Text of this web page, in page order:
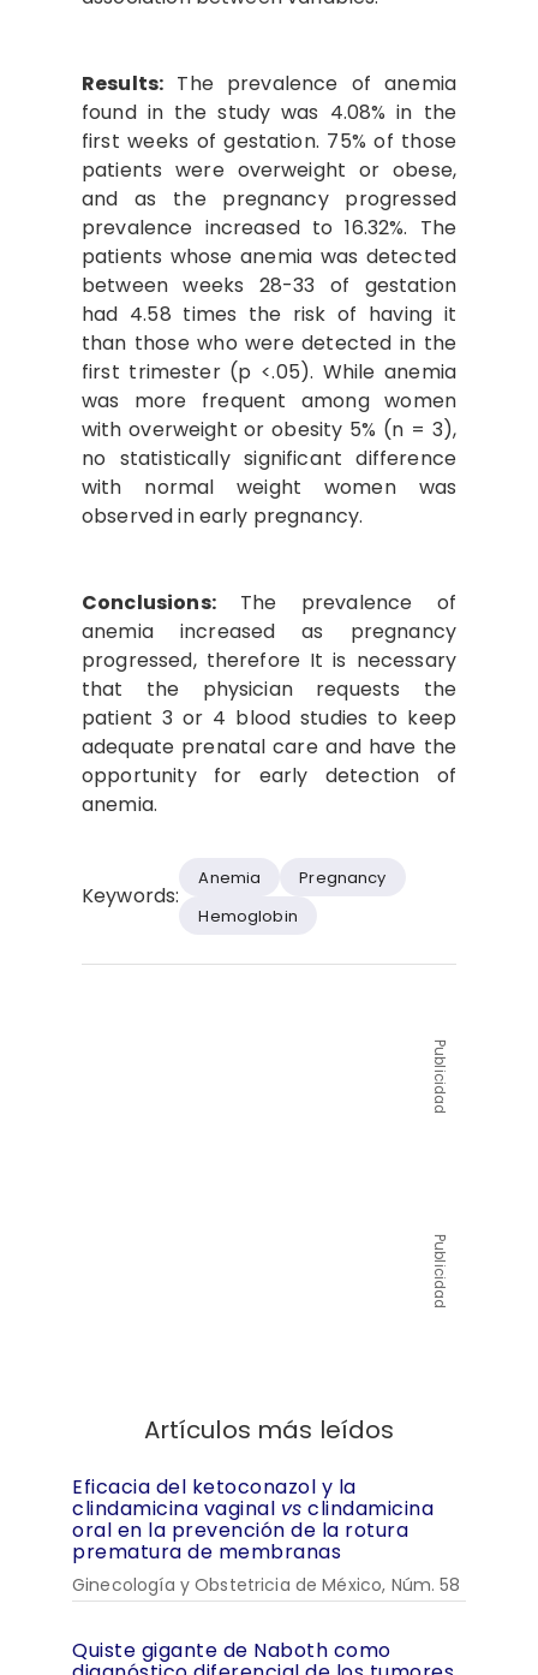
Results: The prevalence of anemia
found in the study was 4.08% in the
first weeks of gestation. 75% of those
patients were overweight or obese,
and as the pregnancy progressed
prevalence increased to 16.32%. The
patients whose anemia was detected
between weeks 28-33 of gestation
had 4.58 times the risk of having it
than those who were detected in the
first trimester (p <.05). While anemia
was more frequent among women
with overweight or obesity 5% (n = 3),
no statistically significant difference
with normal weight women was
observed in early pregnancy.
Conclusions:The prevalence of
anemia increased as pregnancy
progressed, therefore It is necessary
that the physician requests the
patient 3 or 4 blood studies to keep
adequate prenatal care and have the
opportunity for early detection of
anemia.
Keywords:
Anemia
Pregnancy
Hemoglobin
Publicidad
Publicidad
Artículos más leídos
Eficacia del ketoconazol y la
clindamicina vaginal vs clindamicina
oral en la prevención de la rotura
prematura de membranas
Ginecología y Obstetricia de México, Núm. 58
Quiste gigante de Naboth como